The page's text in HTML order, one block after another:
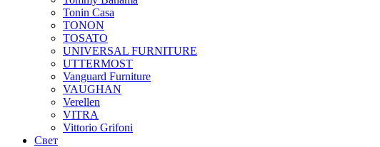
Tonin Casa
TONON
TOSATO
UNIVERSAL FURNITURE
UTTERMOST
Vanguard Furniture
VAUGHAN
Verellen
VITRA
Vittorio Grifoni
Свет